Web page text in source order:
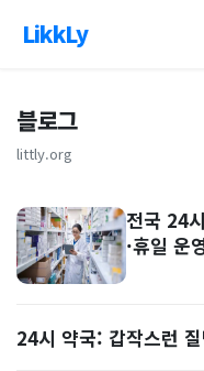
LikkLy
블로그
littly.org
전국 24
·휴일 운
24시 약국: 갑작스런